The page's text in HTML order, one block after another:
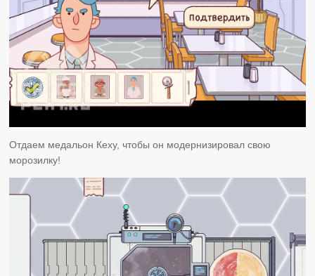
Отдаем медальон Кеху, чтобы он модернизировал свою
морозилку!